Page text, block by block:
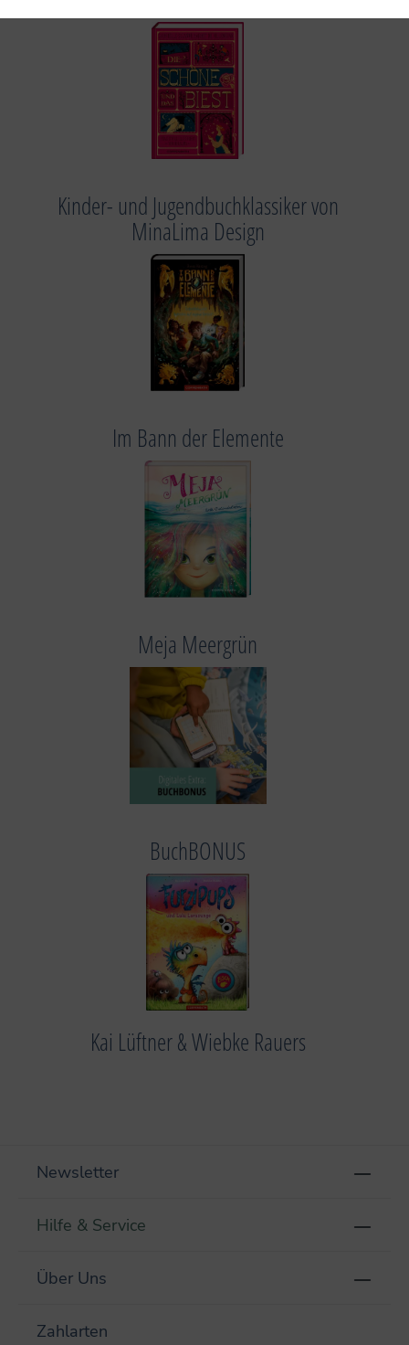
Kinder- und Jugendbuchklassiker von
MinaLima Design
Im Bann der Elemente
Meja Meergrün
BuchBONUS
Kai Lüftner & Wiebke Rauers
Newsletter
Hilfe & Service
Über Uns
Zahlarten